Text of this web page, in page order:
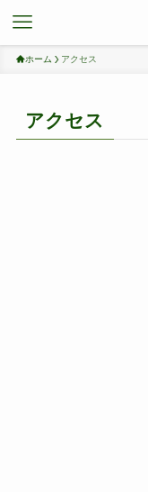
ホーム アクセス
アクセス